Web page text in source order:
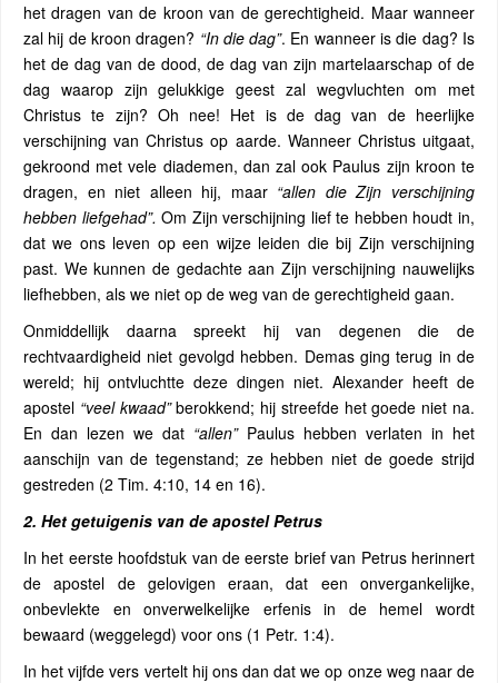
het dragen van de kroon van de gerechtigheid. Maar wanneer
zal hij de kroon dragen? “In die dag”. En wanneer is die dag? Is
het de dag van de dood, de dag van zijn martelaarschap of de
dag waarop zijn gelukkige geest zal wegvluchten om met
Christus te zijn? Oh nee! Het is de dag van de heerlijke
verschijning van Christus op aarde. Wanneer Christus uitgaat,
gekroond met vele diademen, dan zal ook Paulus zijn kroon te
dragen, en niet alleen hij, maar “allen die Zijn verschijning
hebben liefgehad”. Om Zijn verschijning lief te hebben houdt in,
dat we ons leven op een wijze leiden die bij Zijn verschijning
past. We kunnen de gedachte aan Zijn verschijning nauwelijks
liefhebben, als we niet op de weg van de gerechtigheid gaan.
Onmiddellijk daarna spreekt hij van degenen die de
rechtvaardigheid niet gevolgd hebben. Demas ging terug in de
wereld; hij ontvluchtte deze dingen niet. Alexander heeft de
apostel “veel kwaad”berokkend; hij streefde het goede niet na.
En dan lezen we dat “allen”Paulus hebben verlaten in het
aanschijn van de tegenstand; ze hebben niet de goede strijd
gestreden (2 Tim. 4:10, 14 en 16).
2. Het getuigenis van de apostel Petrus
In het eerste hoofdstuk van de eerste brief van Petrus herinnert
de apostel de gelovigen eraan, dat een onvergankelijke,
onbevlekte en onverwelkelijke erfenis in de hemel wordt
bewaard (weggelegd) voor ons (1 Petr. 1:4).
In het vijfde vers vertelt hij ons dan dat we op onze weg naar de